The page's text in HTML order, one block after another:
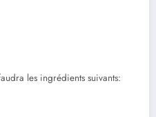
les ingrédients suivants: